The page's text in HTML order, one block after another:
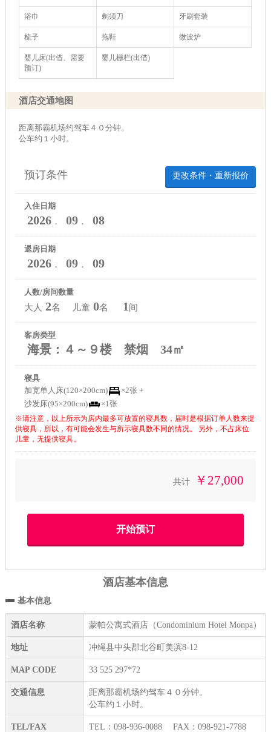
浴巾 剃须刀 牙刷套装
梳子 拖鞋 微波炉
婴儿床(出借、需要
预订)
婴儿栅栏(出借)
酒店交通地图
距离那霸机场约驾车４０分钟。
公车约１小时。
更改条件・重新报价
预订条件
入住日期
2026． 09． 08
退房日期
2026． 09． 09
人数/房间数量
大人 2名 儿童 0名 1 间
客房类型
海景：４～９楼 禁烟 34㎡
寝具
加宽单人床(120×200cm)
×2张 +
沙发床(95×200cm)
×1张
※请注意，以上所示为房内最多可放置的寝具数，届时是根据订单人数来提
供寝具，所以，有可能会发生与所示寝具数不同的情况。 另外，不占床位
儿童，无提供寝具。
共计 ￥27,000
酒店基本信息
基本信息
酒店名称 蒙帕公寓式酒店（Condominium Hotel Monpa）
地址 冲绳县中头郡北谷町美滨8-12
MAP CODE 33 525 297*72
交通信息
距离那霸机场约驾车４０分钟。
公车约１小时。
TEL/FAX TEL：098-936-0088 FAX：098-921-7788